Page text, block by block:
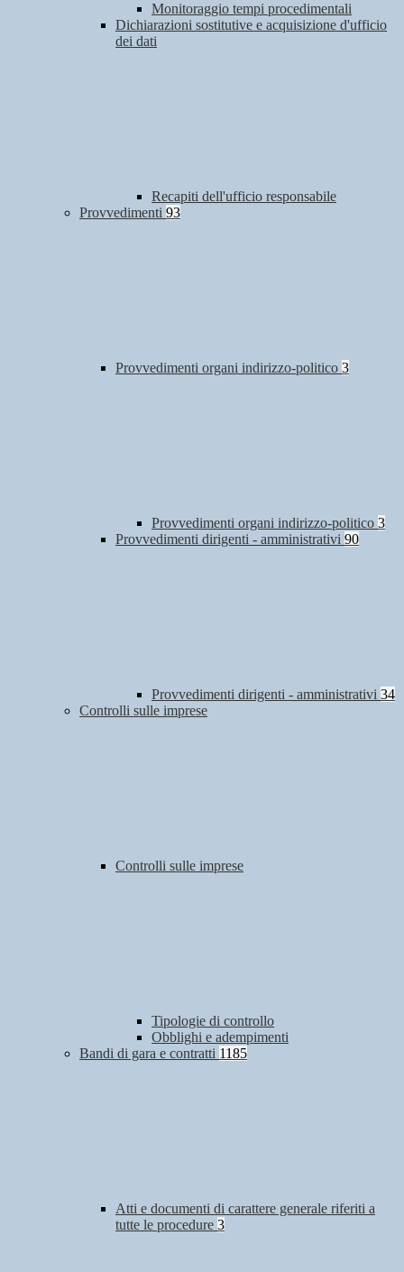
Monitoraggio tempi procedimentali
Dichiarazioni sostitutive e acquisizione d'ufficio
dei dati
Recapiti dell'ufficio responsabile
Provvedimenti 93
Provvedimenti organi indirizzo-politico 3
Provvedimenti organi indirizzo-politico 3
Provvedimenti dirigenti - amministrativi 90
Provvedimenti dirigenti - amministrativi 34
Controlli sulle imprese
Controlli sulle imprese
Tipologie di controllo
Obblighi e adempimenti
Bandi di gara e contratti 1185
Atti e documenti di carattere generale riferiti a
tutte le procedure 3